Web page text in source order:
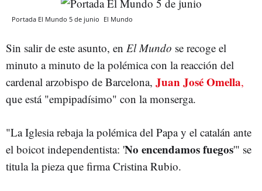
Portada El Mundo 5 de junio El Mundo
Sin salir de este asunto, en El Mundo se recoge el
minuto a minuto de la polémica con la reacción del
cardenal arzobispo de Barcelona, Juan José Omella,
que está "empipadísimo" con la monserga.
"La Iglesia rebaja la polémica del Papa y el catalán ante
el boicot independentista: 'No encendamos fuegos'" se
titula la pieza que firma Cristina Rubio.